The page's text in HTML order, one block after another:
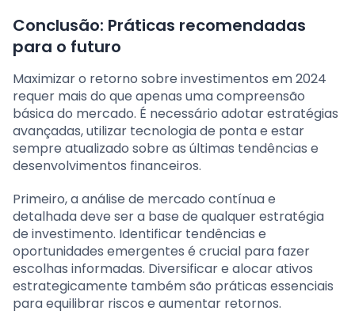
Conclusão: Práticas recomendadas
para o futuro
Maximizar o retorno sobre investimentos em 2024
requer mais do que apenas uma compreensão
básica do mercado. É necessário adotar estratégias
avançadas, utilizar tecnologia de ponta e estar
sempre atualizado sobre as últimas tendências e
desenvolvimentos financeiros.
Primeiro, a análise de mercado contínua e
detalhada deve ser a base de qualquer estratégia
de investimento. Identificar tendências e
oportunidades emergentes é crucial para fazer
escolhas informadas. Diversificar e alocar ativos
estrategicamente também são práticas essenciais
para equilibrar riscos e aumentar retornos.